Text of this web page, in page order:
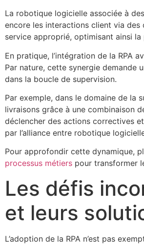
La robotique logicielle associée à
encore les interactions client via des
service approprié, optimisant ainsi
En pratique, l’intégration de la RPA
Par nature, cette synergie demande
dans la boucle de supervision.
Par exemple, dans le domaine de la
livraisons grâce à une combinaison
déclencher des actions correctives
par l’alliance entre robotique
Pour approfondir cette dynamique,
processus métiers pour transformer
Les défis
et leurs
L’adoption de la RPA n’est pas